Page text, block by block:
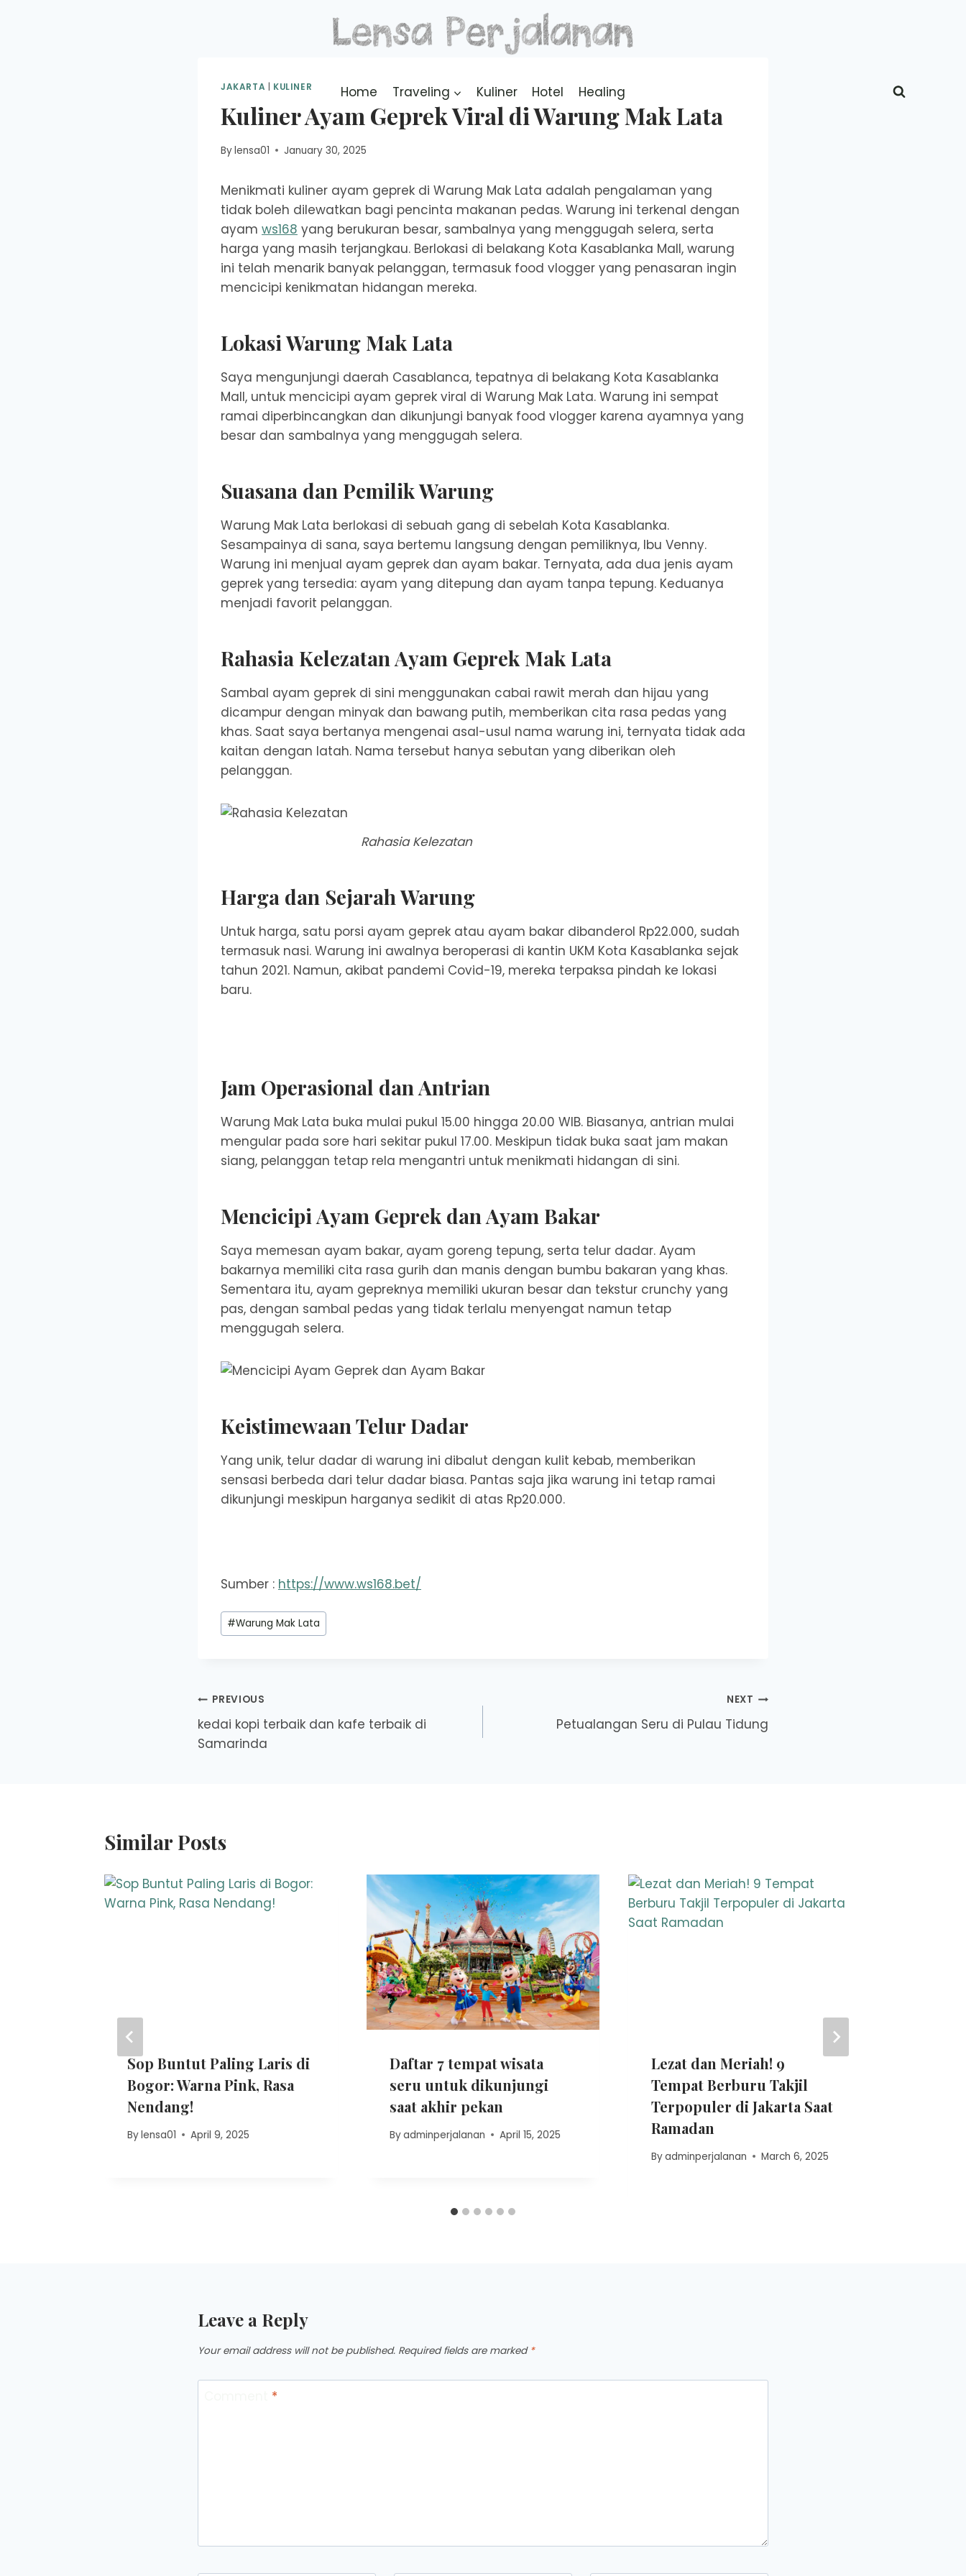
Home Traveling Kuliner Hotel Healing
JAKARTA KULINER
Kuliner Ayam Geprek Viral di Warung Mak Lata
Bylensa01 January 30, 2025
Menikmati kuliner ayam geprek di Warung Mak Lata adalah pengalaman yang
tidak boleh dilewatkan bagi pencinta makanan pedas. Warung ini terkenal dengan
ayam ws168 yang berukuran besar, sambalnya yang menggugah selera, serta
harga yang masih terjangkau. Berlokasi di belakang Kota Kasablanka Mall, warung
ini telah menarik banyak pelanggan, termasuk food vlogger yang penasaran ingin
mencicipi kenikmatan hidangan mereka.
Lokasi Warung Mak Lata
Saya mengunjungi daerah Casablanca, tepatnya di belakang Kota Kasablanka
Mall, untuk mencicipi ayam geprek viral di Warung Mak Lata. Warung ini sempat
ramai diperbincangkan dan dikunjungi banyak food vlogger karena ayamnya yang
besar dan sambalnya yang menggugah selera.
Suasana dan Pemilik Warung
Warung Mak Lata berlokasi di sebuah gang di sebelah Kota Kasablanka.
Sesampainya di sana, saya bertemu langsung dengan pemiliknya, Ibu Venny.
Warung ini menjual ayam geprek dan ayam bakar. Ternyata, ada dua jenis ayam
geprek yang tersedia: ayam yang ditepung dan ayam tanpa tepung. Keduanya
menjadi favorit pelanggan.
Rahasia Kelezatan Ayam Geprek Mak Lata
Sambal ayam geprek di sini menggunakan cabai rawit merah dan hijau yang
dicampur dengan minyak dan bawang putih, memberikan cita rasa pedas yang
khas. Saat saya bertanya mengenai asal-usul nama warung ini, ternyata tidak ada
kaitan dengan latah. Nama tersebut hanya sebutan yang diberikan oleh
pelanggan.
Rahasia Kelezatan
Harga dan Sejarah Warung
Untuk harga, satu porsi ayam geprek atau ayam bakar dibanderol Rp22.000, sudah
termasuk nasi. Warung ini awalnya beroperasi di kantin UKM Kota Kasablanka sejak
tahun 2021. Namun, akibat pandemi Covid-19, mereka terpaksa pindah ke lokasi
baru.
Jam Operasional dan Antrian
Warung Mak Lata buka mulai pukul 15.00 hingga 20.00 WIB. Biasanya, antrian mulai
mengular pada sore hari sekitar pukul 17.00. Meskipun tidak buka saat jam makan
siang, pelanggan tetap rela mengantri untuk menikmati hidangan di sini.
Mencicipi Ayam Geprek dan Ayam Bakar
Saya memesan ayam bakar, ayam goreng tepung, serta telur dadar. Ayam
bakarnya memiliki cita rasa gurih dan manis dengan bumbu bakaran yang khas.
Sementara itu, ayam gepreknya memiliki ukuran besar dan tekstur crunchy yang
pas, dengan sambal pedas yang tidak terlalu menyengat namun tetap
menggugah selera.
Keistimewaan Telur Dadar
Yang unik, telur dadar di warung ini dibalut dengan kulit kebab, memberikan
sensasi berbeda dari telur dadar biasa. Pantas saja jika warung ini tetap ramai
dikunjungi meskipun harganya sedikit di atas Rp20.000.
Sumber : https://www.ws168.bet/
Post
Tags:
#Warung Mak Lata
Post
navigation
PREVIOUS
kedai kopi terbaik dan kafe terbaik di
Samarinda
NEXT
Petualangan Seru di Pulau Tidung
Similar Posts
Sop Buntut Paling Laris di
Bogor: Warna Pink, Rasa
Nendang!
Bylensa01 April 9, 2025
Daftar 7 tempat wisata
seru untuk dikunjungi
saat akhir pekan
Byadminperjalanan April 15, 2025
Lezat dan Meriah! 9
Tempat Berburu Takjil
Terpopuler di Jakarta Saat
Ramadan
Byadminperjalanan March 6, 2025
Leave a Reply
Your email address will not be published. Required fields are marked *
*